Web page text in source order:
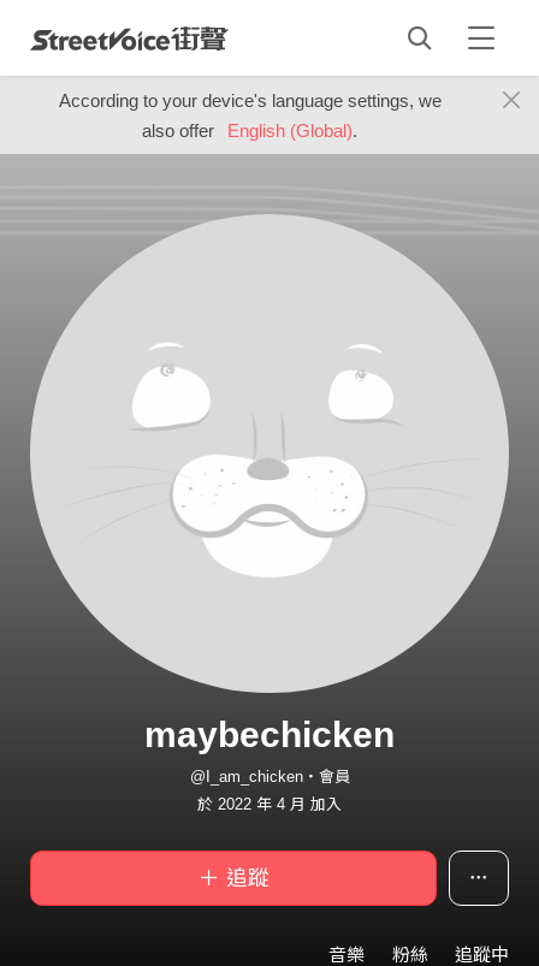
According to your device's language settings, we
also offer
English (Global).
maybechicken
@I_am_chicken・會員
於 2022 年 4 月 加入
＋ 追蹤
音樂 粉絲 追蹤中